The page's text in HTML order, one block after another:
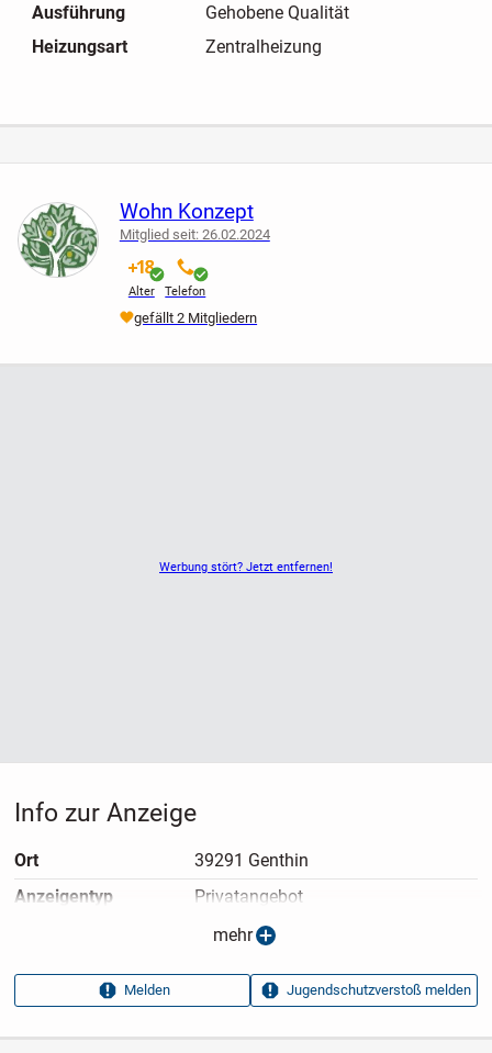
Ausführung
Gehobene Qualität
Heizungsart
Zentralheizung
Werbung stört? Jetzt entfernen!
Wohn Konzept
Mitglied seit: 26.02.2024
Alter
verifiziert
Telefon
verifiziert
gefällt 2 Mitgliedern
Info zur Anzeige
Ort
39291 Genthin
Anzeigen­typ
Privatangebot
21.07.2026
Aufrufe dieser
122
mehr
Melden Jugendschutzverstoß melden